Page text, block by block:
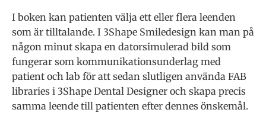
I boken kan patienten välja ett eller flera leenden
som är tilltalande. I 3Shape Smiledesign kan man på
någon minut skapa en datorsimulerad bild som
fungerar som kommunikationsunderlag med
patient och lab för att sedan slutligen använda FAB
libraries i 3Shape Dental Designer och skapa precis
samma leende till patienten efter dennes önskemål.